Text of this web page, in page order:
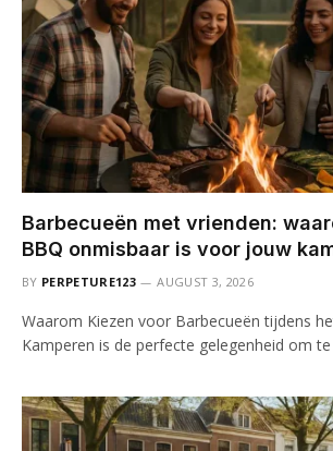
Barbecueën met vrienden:
BBQ onmisbaar is voor jouw
BY PERPETURE123 AUGUST 3, 2026
Waarom Kiezen voor Barbecueën tijdens
Kamperen is de perfecte gelegenheid om